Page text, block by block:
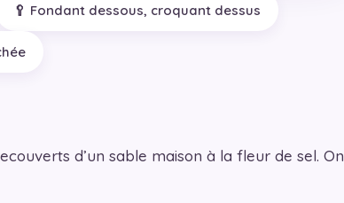
🥄 Fondant dessous, croquant dessus
d’un sable maison à la fleur de sel. On